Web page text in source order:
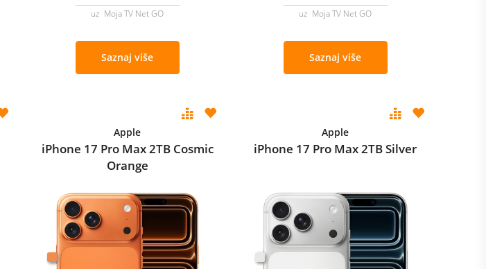
uz Moja TV Net GO
Saznaj više
uz Moja TV Net GO
Saznaj više
Apple
iPhone 17 Pro Max 2TB Cosmic
Orange
Apple
iPhone 17 Pro Max 2TB Silver